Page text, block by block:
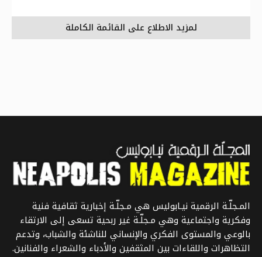
لمزيد الاطلاع على القائمة الكاملة
المـجلّـة الرقمية نيـابوليس هي مـجلّـة إخبارية ثقافية فنية
وفكرية واجتماعية وهي مـجلّـة غير ربحية تسعى إلى الارتقاء
بالوعي والمستوى الفكري والإنساني للناشئة والشباب، وتدعم
التظاهرات واللقاءات بين المثقفين والأدباء والشعراء والفنانين.